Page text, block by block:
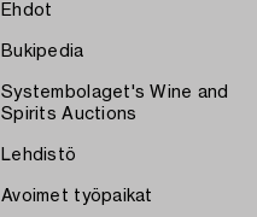
Ehdot
Bukipedia
Systembolaget's Wine and
Spirits Auctions
Lehdistö
Avoimet työpaikat